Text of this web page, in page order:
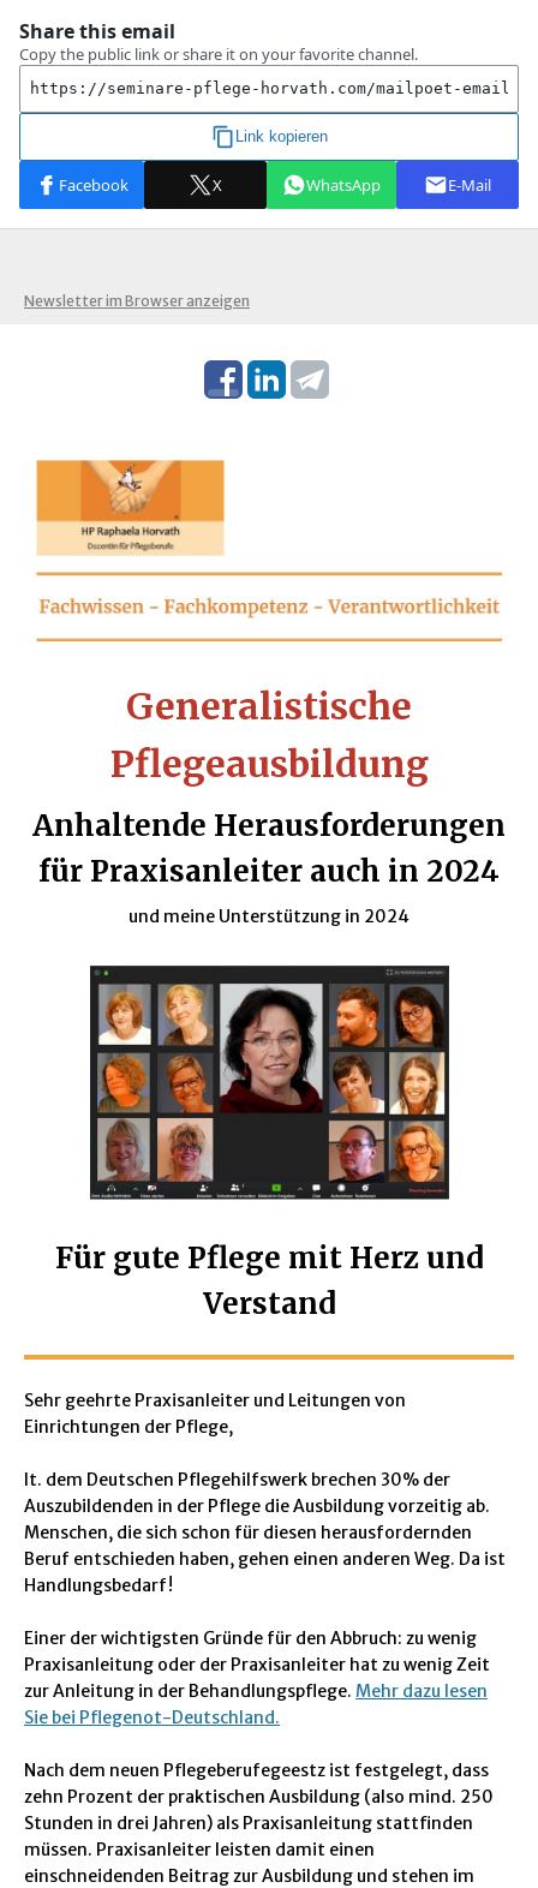
Newsletter im Browser anzeigen
Generalistische
Pflegeausbildung
Anhaltende Herausforderungen
für Praxisanleiter auch in 2024
und meine Unterstützung in 2024
Für gute Pflege mit Herz und
Verstand
Sehr geehrte Praxisanleiter und Leitungen von
Einrichtungen der Pflege,
lt. dem Deutschen Pflegehilfswerk brechen 30% der
Auszubildenden in der Pflege die Ausbildung vorzeitig ab.
Menschen, die sich schon für diesen herausfordernden
Beruf entschieden haben, gehen einen anderen Weg. Da ist
Handlungsbedarf!
Einer der wichtigsten Gründe für den Abbruch: zu wenig
Praxisanleitung oder der Praxisanleiter hat zu wenig Zeit
zur Anleitung in der Behandlungspflege. Mehr dazu lesen
Sie bei Pflegenot-Deutschland.
Nach dem neuen Pflegeberufegeestz ist festgelegt, dass
zehn Prozent der praktischen Ausbildung (also mind. 250
Stunden in drei Jahren) als Praxisanleitung stattfinden
müssen. Praxisanleiter leisten damit einen
einschneidenden Beitrag zur Ausbildung und stehen im